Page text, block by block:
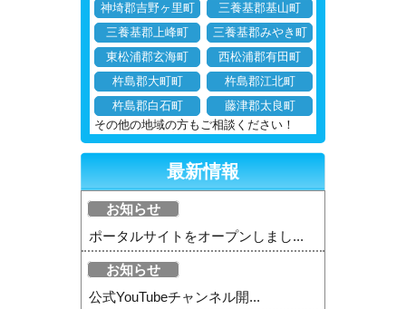
神埼郡吉野ヶ里町
三養基郡基山町
三養基郡上峰町
三養基郡みやき町
東松浦郡玄海町
西松浦郡有田町
杵島郡大町町
杵島郡江北町
杵島郡白石町
藤津郡太良町
その他の地域の方もご相談ください！
最新情報
お知らせ
ポータルサイトをオープンしまし...
お知らせ
公式YouTubeチャンネル開...